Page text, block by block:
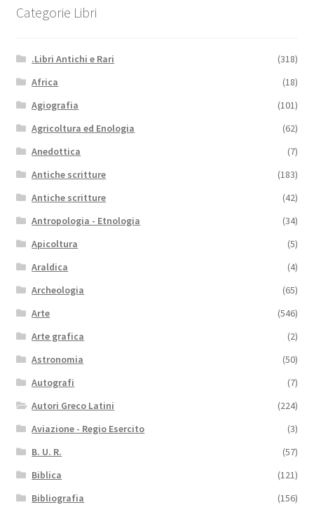
Categorie Libri
.Libri Antichi e Rari
(318)
Africa
(18)
Agiografia
(101)
Agricoltura ed Enologia
(62)
Anedottica
(7)
Antiche scritture
(183)
Antiche scritture
(42)
Antropologia - Etnologia
(34)
Apicoltura
(5)
Araldica
(4)
Archeologia
(65)
Arte
(546)
Arte grafica
(2)
Astronomia
(50)
Autografi
(7)
Autori Greco Latini
(224)
Aviazione - Regio Esercito
(3)
B. U. R.
(57)
Biblica
(121)
Bibliografia
(156)